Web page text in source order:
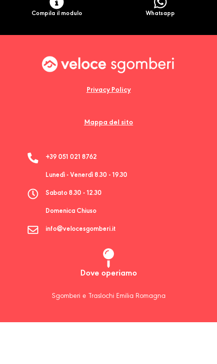
Compila il modulo Whatsapp
Privacy Policy
Mappa del sito
+39 051 021 8762
Lunedì - Venerdì 8.30 - 19.30
Sabato 8.30 - 12.30
Domenica Chiuso
info@velocesgomberi.it
Dove operiamo
Sgomberi e Traslochi Emilia Romagna